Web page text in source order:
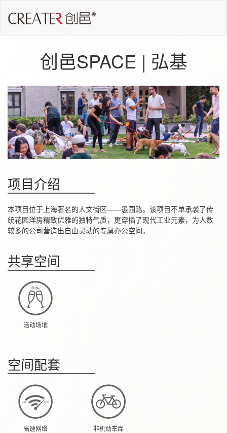
创邑SPACE | 弘基
项目介绍
本项目位于上海著名的人文街区——愚园路。该项目不单承袭了传
统花园洋房精致优雅的独特气质，更穿插了现代工业元素，为人数
较多的公司营造出自由灵动的专属办公空间。
共享空间
活动场地
空间配套
高速网络 非机动车库